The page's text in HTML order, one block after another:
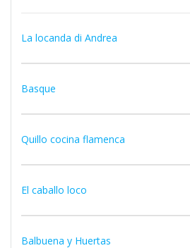
La locanda di Andrea
Basque
Quillo cocina flamenca
El caballo loco
Balbuena y Huertas